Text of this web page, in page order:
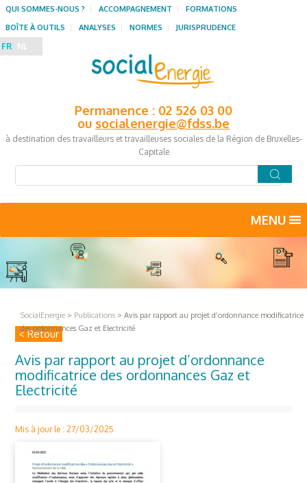
Permanence : 02 526 03 00
ou socialenergie@fdss.be
à destination des travailleurs et travailleuses sociales de la Région de Bruxelles-
Capitale
QUI SOMMES-NOUS ? ACCOMPAGNEMENT
FORMATIONS
BOÎTE À OUTILS
ANALYSES NORMES JURISPRUDENCE
FR NL
MENU
SocialEnergie > Publications > Avis par rapport au projet d’ordonnance modificatrice
des ordonnances Gaz et Electricité
< Retour
Avis par rapport au projet d’ordonnance
modificatrice des ordonnances Gaz et
Electricité
Mis à jour le : 27/03/2025